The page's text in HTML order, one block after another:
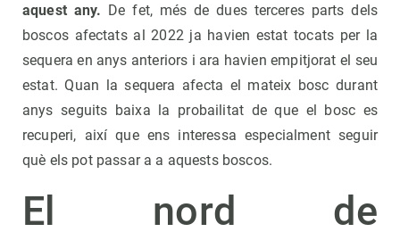
aquest any. De fet, més de dues terceres parts dels
boscos afectats al 2022 ja havien estat tocats per la
sequera en anys anteriors i ara havien empitjorat el seu
estat. Quan la sequera afecta el mateix bosc durant
anys seguits baixa la probailitat de que el bosc es
recuperi, així que ens interessa especialment seguir
què els pot passar a a aquests boscos.
El nord de